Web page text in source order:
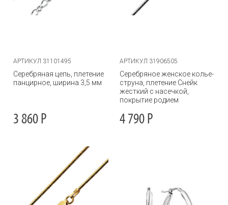
АРТИКУЛ 31101495
Серебряная цепь, плетение
панцирное, ширина 3,5 мм
3 860 Р
АРТИКУЛ 31906505
Серебряное женское колье-
струна, плетение Снейк
жесткий с насечкой,
покрытие родием
4 790 Р